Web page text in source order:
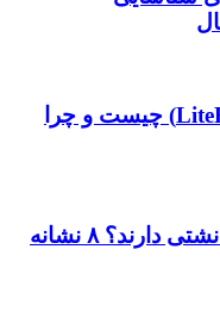
برای جذب یهودیان
ترامپ؟ | کودتای